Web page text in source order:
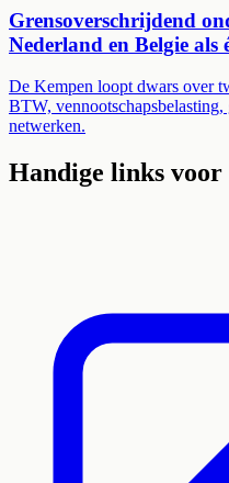
Grensoverschrijdend
Nederland en Belgie als
De Kempen loopt dwars over
BTW, vennootschapsbelasting,
netwerken.
Handige links voor